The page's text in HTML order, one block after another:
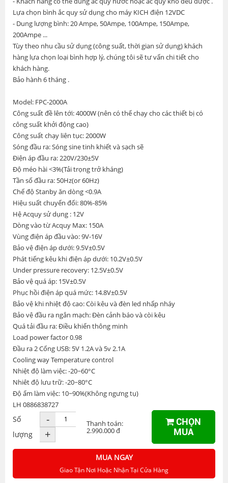
Lựa chọn bình ắc quy sử dụng cho máy KICH điện 12VDC
- Dung lượng bình: 20 Ampe, 50Ampe, 100Ampe, 150Ampe,
200Ampe ...
Tùy theo nhu cầu sử dụng (công suất, thời gian sử dụng) khách
hàng lựa chọn loại bình hợp lý, chúng tôi sẽ tư vấn chi tiết cho
khách hàng.
Bảo hành 6 tháng .
Model: FPC-2000A
Công suất đề lên tới: 4000W (nên có thể chạy cho các thiết bị có
công suất khởi động cao)
Công suất chạy liên tục: 2000W
Sóng đầu ra: Sóng sine tinh khiết và sạch sẽ
Điện áp đầu ra: 220V/230±5V
Độ méo hài <3%(Tải trọng trở kháng)
Tần số đầu ra: 50Hz(or 60Hz)
Chế độ Stanby ăn dòng <0.9A
Hiệu suất chuyển đổi: 80%-85%
Hệ Acquy sử dụng : 12V
Dòng vào từ Acquy Max: 150A
Vùng điện áp đầu vào: 9V-16V
Bảo vệ điện áp dưới: 9.5V±0.5V
Phát tiếng kêu khi điện áp dưới: 10.2V±0.5V
Under pressure recovery: 12.5V±0.5V
Bảo vệ quá áp: 15V±0.5V
Phục hồi điện áp quá mức: 14.8V±0.5V
Bảo vệ khi nhiệt độ cao: Còi kêu và đèn led nhấp nháy
Bảo vệ đầu ra ngắn mạch: Đèn cảnh báo và còi kêu
Quá tải đầu ra: Điều khiển thông minh
Load power factor 0.98
Đầu ra 2 Cổng USB: 5V 1.2A và 5v 2.1A
Cooling way Temperature control
Nhiệt độ làm việc: -20~60°C
Nhiêt độ lưu trữ: -20~80°C
Độ ẩm làm việc: 10~90%(Không ngưng tụ)
LH 0886838727
Số
lượng
-
+
Thanh toán:
2.990.000 đ
CHỌN
MUA
MUA NGAY
Giao Tận Nơi Hoặc Nhận Tại Cửa Hàng